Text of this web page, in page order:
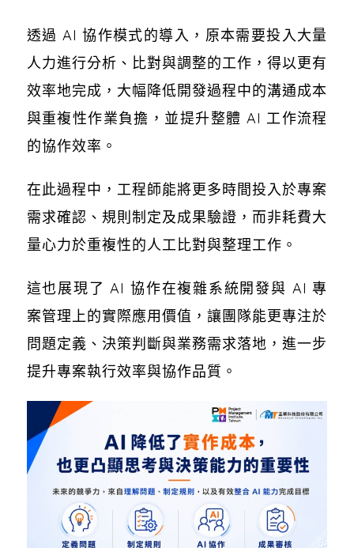
透過 AI 協作模式的導入，原本需要投入大量
人力進行分析、比對與調整的工作，得以更有
效率地完成，大幅降低開發過程中的溝通成本
與重複性作業負擔，並提升整體 AI 工作流程
的協作效率。
在此過程中，工程師能將更多時間投入於專案
需求確認、規則制定及成果驗證，而非耗費大
量心力於重複性的人工比對與整理工作。
這也展現了 AI 協作在複雜系統開發與 AI 專
案管理上的實際應用價值，讓團隊能更專注於
問題定義、決策判斷與業務需求落地，進一步
提升專案執行效率與協作品質。